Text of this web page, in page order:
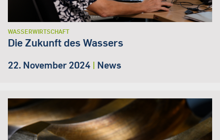
WASSERWIRTSCHAFT
Die Zukunft des Wassers
22. November 2024 | News